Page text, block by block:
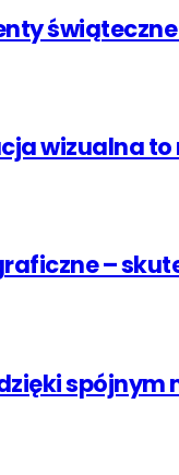
wizualna
–